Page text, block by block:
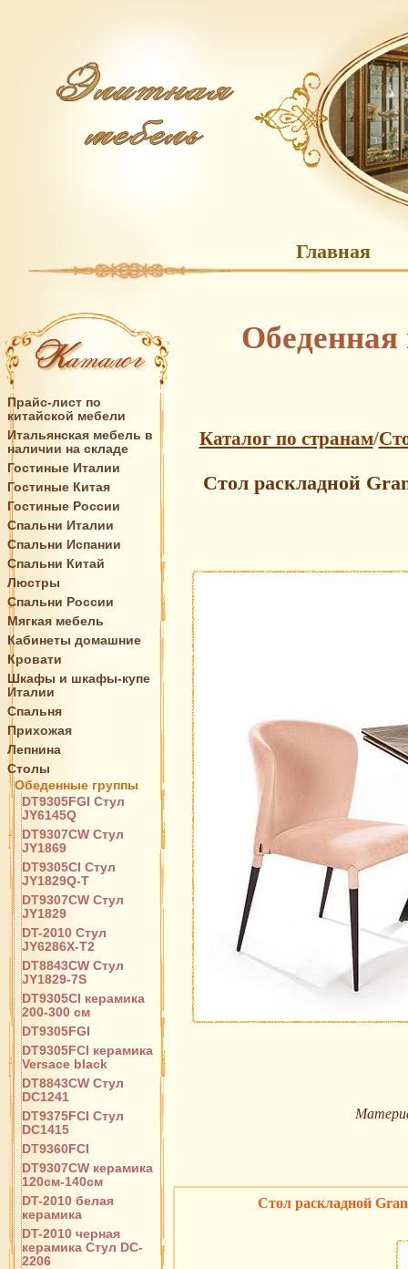
Главная
Прайс-лист по
китайской мебели
Итальянская мебель в
наличии на складе
Гостиные Италии
Гостиные Китая
Гостиные России
Спальни Италии
Спальни Испании
Спальни Китай
Люстры
Спальни России
Мягкая мебель
Кабинеты домашние
Кровати
Шкафы и шкафы-купе
Италии
Спальня
Прихожая
Лепнина
Столы
Обеденные группы
DT9305FGI Стул
JY6145Q
DT9307CW Стул
JY1869
DT9305CI Стул
JY1829Q-T
DT9307CW Стул
JY1829
DT-2010 Стул
JY6286X-T2
DT8843CW Стул
JY1829-7S
DT9305CI керамика
200-300 см
DT9305FGI
DT9305FCI керамика
Versace black
DT8843CW Стул
DC1241
DT9375FCI Стул
DC1415
DT9360FCI
DT9307CW керамика
120см-140см
DT-2010 белая
керамика
DT-2010 черная
керамика Стул DC-
2206
Каталог по странам/
Стол раскладной
Стол раскладной